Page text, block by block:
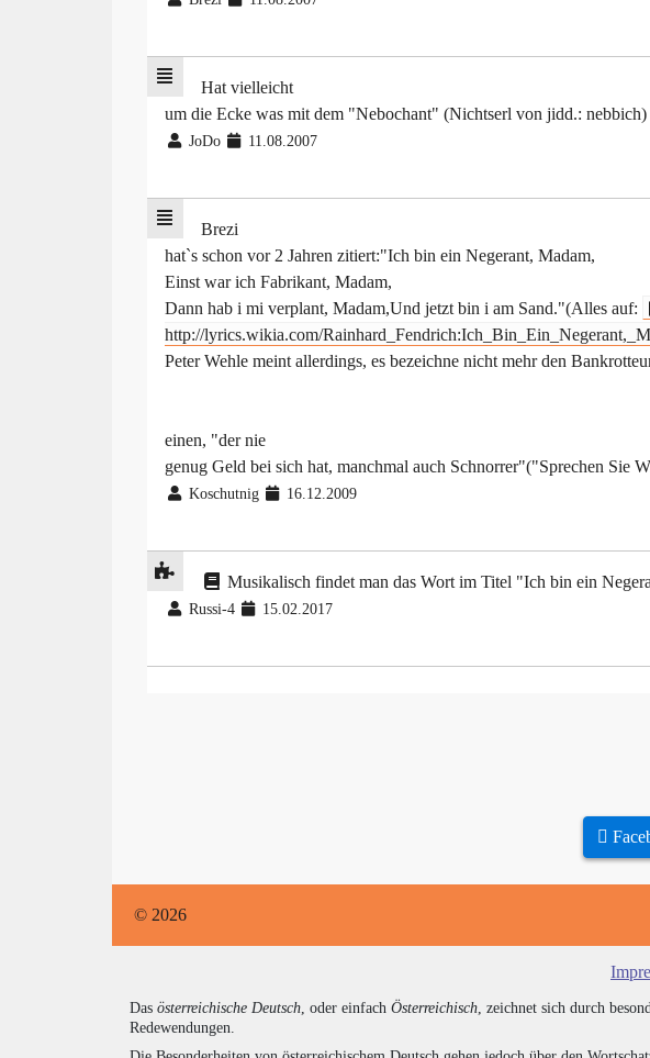
Hat vielleicht
um die Ecke was mit dem "Nebochant" (Nichtserl von jidd.: nebbich)
JoDo 11.08.2007
Brezi
hat`s schon vor 2 Jahren zitiert:"Ich bin ein Negerant, Madam,
Einst war ich Fabrikant, Madam,
Dann hab i mi verplant, Madam,Und jetzt bin i am Sand."(Alles auf:
http://lyrics.wikia.com/
Peter Wehle meint allerdings, es bezeichne nicht mehr den
einen, "der nie
genug Geld bei sich hat, manchmal auch Schnorrer"("Sprechen Sie
Koschutnig 16.12.2009
Musikalisch findet man das Wort im Titel "Ich bin ein
Russi-4 15.02.2017
© 2026
Das österreichische Deutsch , oder einfach Österreichisch , zeichnet sich durch
Redewendungen.